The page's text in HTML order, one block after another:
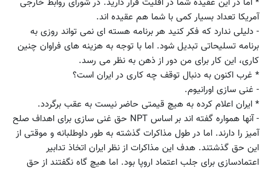
آمریکا تعداد بسیار کمی با شما هم عقیده اند.
- دلیلی ندارد که فکر کنید هر برنامه هسته ای نمی تواند روزی به
برنامه تسلیحاتی تبدیل شود. اما با توجه به هزینه های فراوان چنین
کاری، این کار برای من دور از ذهن به نظر می رسد.
* غرب اکنون به دنبال توقف چه کاری در ایران است؟
- غنی سازی اورانیوم.
* ایران اعلام کرده به هیچ قیمتی حاضر نیست به عقب برگردد.
- آنها همواره گفته اند بر اساس NPT حق غنی سازی برای اهداف صلح
آمیز را دارند. اما در طول مذاکرات گذشته به طور داوطلبانه و موقتی از
این حق گذشتند. هدف این مذاکرات از نظر ایران اتخاذ تدابیر
اعتمادسازی برای جلب اعتماد اروپا بود. اما هیچ گاه نگفتند از حق